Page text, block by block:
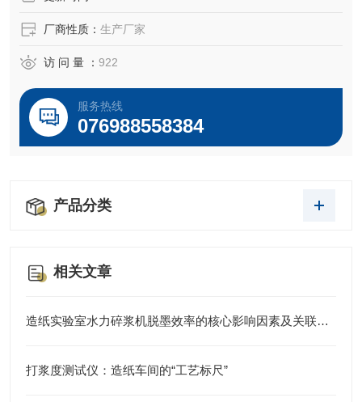
厂商性质： 生产厂家
访 问 量 ： 922
服务热线
076988558384
产品分类
相关文章
造纸实验室水力碎浆机脱墨效率的核心影响因素及关联分析
打浆度测试仪：造纸车间的“工艺标尺”